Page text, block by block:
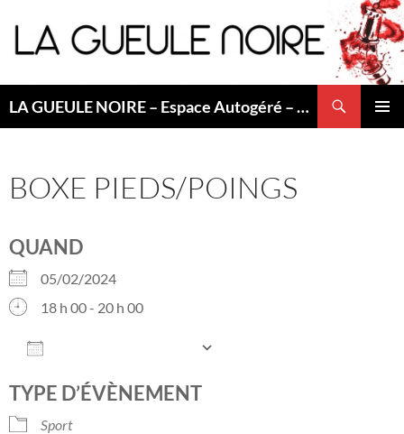
au
contenu
LA GUEULE NOIRE – Espace Autogéré – Saint Etienne
BOXE PIEDS/POINGS
QUAND
05/02/2024
18 h 00 - 20 h 00
TYPE D’ÉVÈNEMENT
Sport